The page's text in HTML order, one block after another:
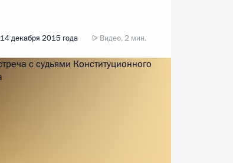
14 декабря 2015 года Видео, 2 мин.